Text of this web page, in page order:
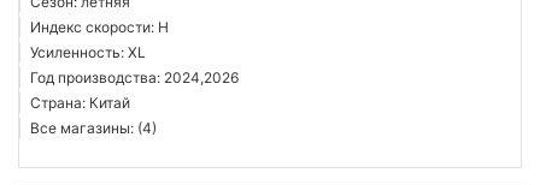
Индекс скорости: H
Усиленность: XL
Год производства: 2024,2026
Страна: Китай
Все магазины: (4)